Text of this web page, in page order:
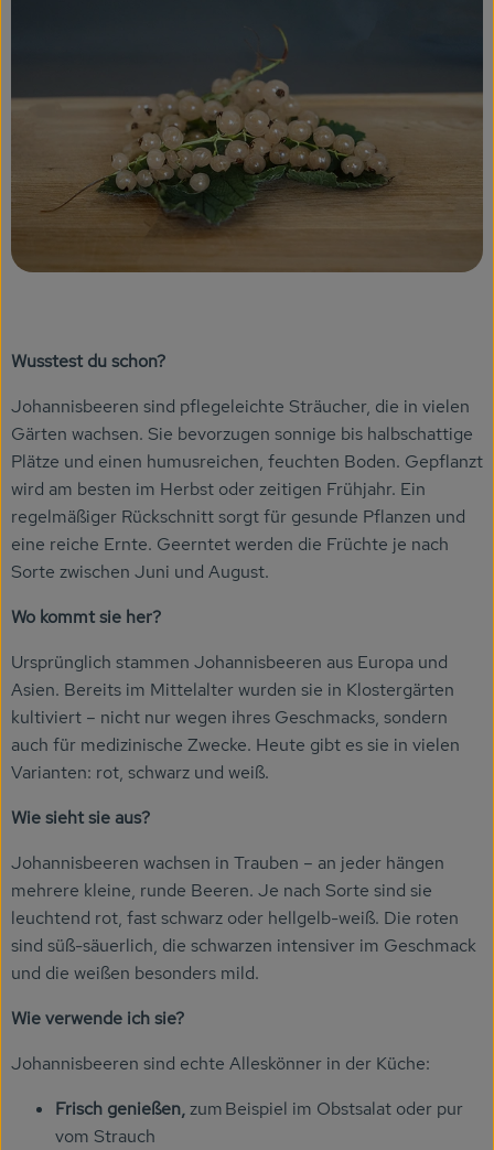
Obst & Gemüse
Bäckerei
Feinkost
Süßes & Snacks
Naturkost
Getränke
Naturkosmetik
Drogerie
Garten
Saatgut
Service
B2B
Veranstaltungen
Biomarkt
Wissen
Wusstest du schon?
Johannisbeeren sind pflegeleichte Sträucher, die in vielen
Gärten wachsen. Sie bevorzugen sonnige bis halbschattige
Plätze und einen humusreichen, feuchten Boden. Gepflanzt
wird am besten im Herbst oder zeitigen Frühjahr. Ein
regelmäßiger Rückschnitt sorgt für gesunde Pflanzen und
eine reiche Ernte. Geerntet werden die Früchte je nach
Sorte zwischen Juni und August.
Wo kommt sie her?
Ursprünglich stammen Johannisbeeren aus Europa und
Asien. Bereits im Mittelalter wurden sie in Klostergärten
kultiviert – nicht nur wegen ihres Geschmacks, sondern
auch für medizinische Zwecke. Heute gibt es sie in vielen
Varianten: rot, schwarz und weiß.
Wie sieht sie aus?
Johannisbeeren wachsen in Trauben – an jeder hängen
mehrere kleine, runde Beeren. Je nach Sorte sind sie
leuchtend rot, fast schwarz oder hellgelb-weiß. Die roten
sind süß-säuerlich, die schwarzen intensiver im Geschmack
und die weißen besonders mild.
Wie verwende ich sie?
Johannisbeeren sind echte Alleskönner in der Küche:
Frisch genießen,zum Beispiel im Obstsalat oder pur
vom Strauch